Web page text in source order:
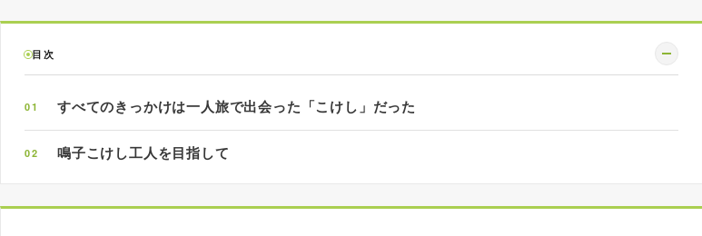
目次
01 すべてのきっかけは一人旅で出会った「こけし」だった
02 鳴子こけし工人を目指して